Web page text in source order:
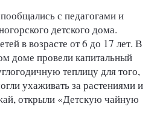
с педагогами и
детского дома.
в возрасте от 6 до 17 лет. В
доме провели капитальный
теплицу для того,
ухаживать за растениями и
открыли «Детскую чайную